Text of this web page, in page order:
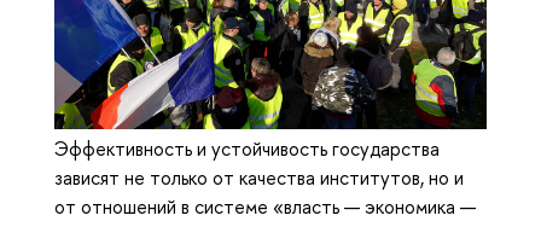
Эффективность и устойчивость государства
зависят не только от качества институтов, но и
от отношений в системе «власть — экономика —